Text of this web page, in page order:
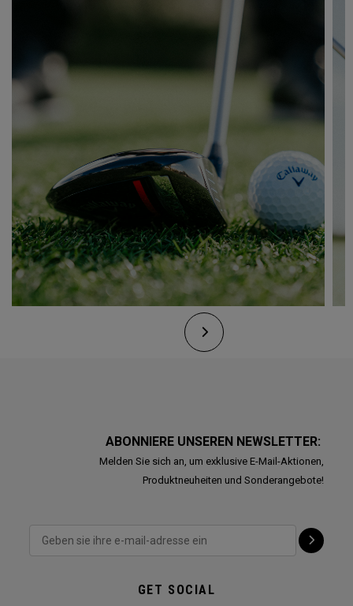
ABONNIERE UNSEREN NEWSLETTER:
Melden Sie sich an, um exklusive E-Mail-Aktionen,
Produktneuheiten und Sonderangebote!
GET SOCIAL